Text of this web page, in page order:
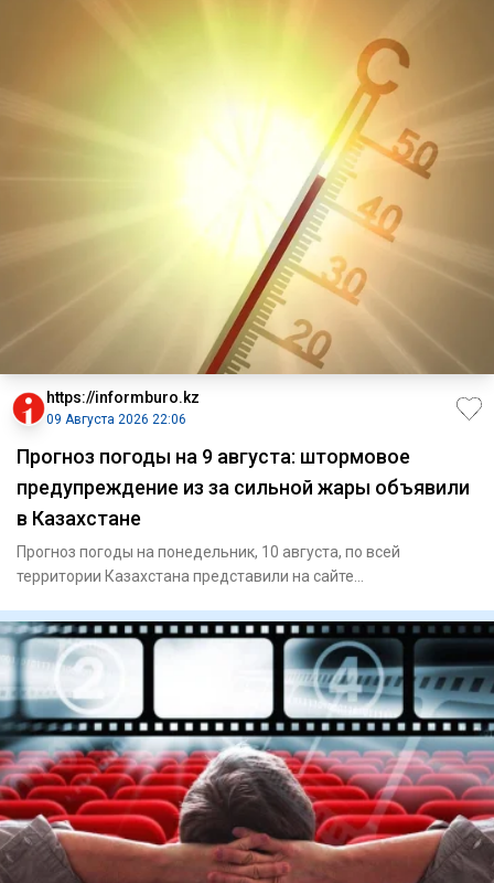
https://informburo.kz
09 Августа 2026 22:06
Прогноз погоды на 9 августа: штормовое
предупреждение из за сильной жары объявили
в Казахстане
Прогноз погоды на понедельник, 10 августа, по всей
территории Казахстана представили на сайте